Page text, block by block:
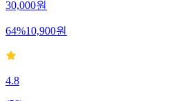
30,000원
64%10,900원
4.8